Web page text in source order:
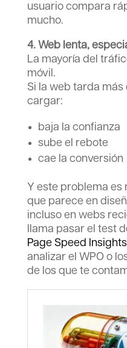
usuario compara
mucho.
4. Web lenta,
La mayoría del
móvil.
Si la web tarda más
cargar:
baja la confianza
sube el rebote
cae la conversión
Y este problema es
que parece en
incluso en webs
llama pasar el test
Page Speed Insights
analizar el WPO o
de los que te